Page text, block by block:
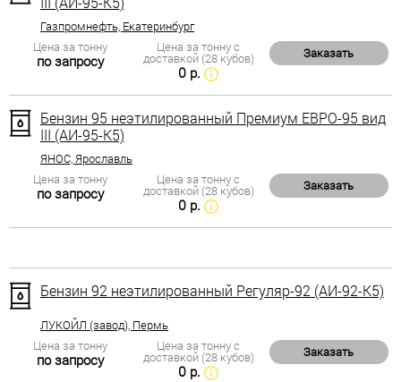
Газпромнефть, Екатеринбург
Цена за тонну
по запросу
Цена за тонну с
доставкой (28 кубов)
0 р.
Заказать
Бензин 95 неэтилированный Премиум ЕВРО-95 вид
III (АИ-95-К5)
ЯНОС, Ярославль
Цена за тонну
по запросу
Цена за тонну с
доставкой (28 кубов)
0 р.
Заказать
Бензин 92 неэтилированный Регуляр-92 (АИ-92-К5)
ЛУКОЙЛ (завод), Пермь
Цена за тонну
по запросу
Цена за тонну с
доставкой (28 кубов)
0 р.
Заказать